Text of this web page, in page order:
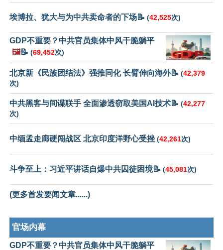
埃博拉、犹大与为中共卖命者的下场📝 (42,525次)
GDP不重要？中共官员集体中风干脆躺平
🖼️📝 (69,452次)
北京新《民族团结法》强推同化 长臂伸向海外📝 (42,379
次)
中共黑客与间谍联手 全面渗透窃取美国AI技术📝 (42,277
次)
中缅孟走廊硬闯战区 北京印度洋野心受挫 (42,261次)
斗争至上：习近平讲话自爆中共囚徒困境📝 (45,081次)
(更多首发要闻文章......)
官场内幕
GDP不重要？中共官员集体中风干脆躺平